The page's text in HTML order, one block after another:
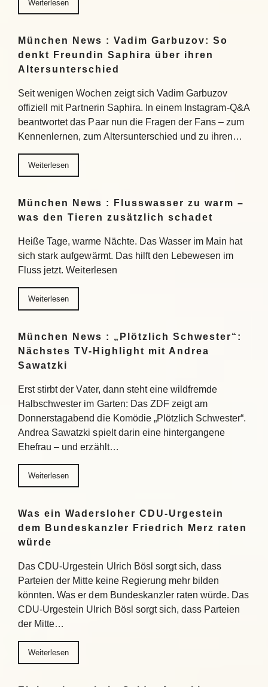
Weiterlesen
München News : Vadim Garbuzov: So
denkt Freundin Saphira über ihren
Altersunterschied
Seit wenigen Wochen zeigt sich Vadim Garbuzov
offiziell mit Partnerin Saphira. In einem Instagram-Q&A
beantwortet das Paar nun die Fragen der Fans – zum
Kennenlernen, zum Altersunterschied und zu ihren…
Weiterlesen
München News : Flusswasser zu warm –
was den Tieren zusätzlich schadet
Heiße Tage, warme Nächte. Das Wasser im Main hat
sich stark aufgewärmt. Das hilft den Lebewesen im
Fluss jetzt. Weiterlesen
Weiterlesen
München News : „Plötzlich Schwester“:
Nächstes TV-Highlight mit Andrea
Sawatzki
Erst stirbt der Vater, dann steht eine wildfremde
Halbschwester im Garten: Das ZDF zeigt am
Donnerstagabend die Komödie „Plötzlich Schwester“.
Andrea Sawatzki spielt darin eine hintergangene
Ehefrau – und erzählt…
Weiterlesen
Was ein Wadersloher CDU-Urgestein
dem Bundeskanzler Friedrich Merz raten
würde
Das CDU-Urgestein Ulrich Bösl sorgt sich, dass
Parteien der Mitte keine Regierung mehr bilden
könnten. Was er dem Bundeskanzler raten würde. Das
CDU-Urgestein Ulrich Bösl sorgt sich, dass Parteien
der Mitte…
Weiterlesen